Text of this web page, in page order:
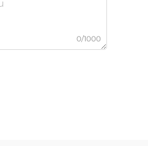
0/1000